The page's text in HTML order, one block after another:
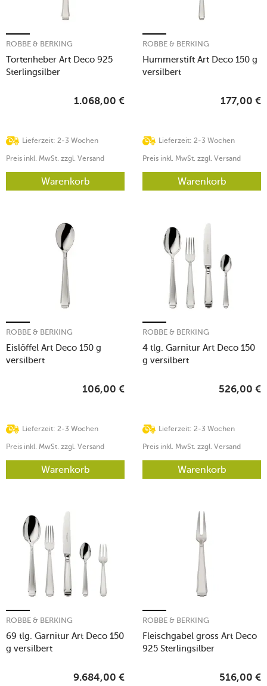
Tortenheber Art Deco 925
Sterlingsilber
ROBBE & BERKING
Lieferzeit: 2-3 Wochen
1.068,00 €
Preis inkl. MwSt. zzgl. Versand
Warenkorb
Hummerstift Art Deco 150 g
versilbert
ROBBE & BERKING
Lieferzeit: 2-3 Wochen
177,00 €
Preis inkl. MwSt. zzgl. Versand
Warenkorb
Eislöffel Art Deco 150 g
versilbert
ROBBE & BERKING
Lieferzeit: 2-3 Wochen
106,00 €
Preis inkl. MwSt. zzgl. Versand
Warenkorb
4 tlg. Garnitur Art Deco 150
g versilbert
ROBBE & BERKING
Lieferzeit: 2-3 Wochen
526,00 €
Preis inkl. MwSt. zzgl. Versand
Warenkorb
69 tlg. Garnitur Art Deco 150
g versilbert
ROBBE & BERKING
9.684,00 €
Fleischgabel gross Art Deco
925 Sterlingsilber
ROBBE & BERKING
516,00 €